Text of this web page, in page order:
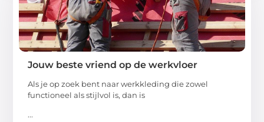
Jouw beste vriend op de werkvloer
Als je op zoek bent naar werkkleding die zowel
functioneel als stijlvol is, dan is
...